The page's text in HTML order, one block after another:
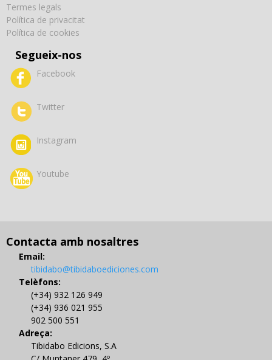
Termes legals
Política de privacitat
Política de cookies
Segueix-nos
Facebook
Twitter
Instagram
Youtube
Contacta amb nosaltres
Email:
tibidabo@tibidaboediciones.com
Telèfons:
(+34) 932 126 949
(+34) 936 021 955
902 500 551
Adreça:
Tibidabo Edicions, S.A